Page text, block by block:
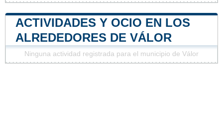
ACTIVIDADES Y OCIO EN LOS
ALREDEDORES DE VÁLOR
Ninguna actividad registrada para el municipio de Válor